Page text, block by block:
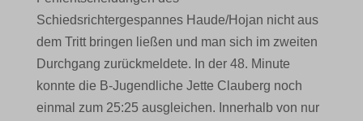
Schiedsrichtergespannes Haude/Hojan nicht aus
dem Tritt bringen ließen und man sich im zweiten
Durchgang zurückmeldete. In der 48. Minute
konnte die B-Jugendliche Jette Clauberg noch
einmal zum 25:25 ausgleichen. Innerhalb von nur